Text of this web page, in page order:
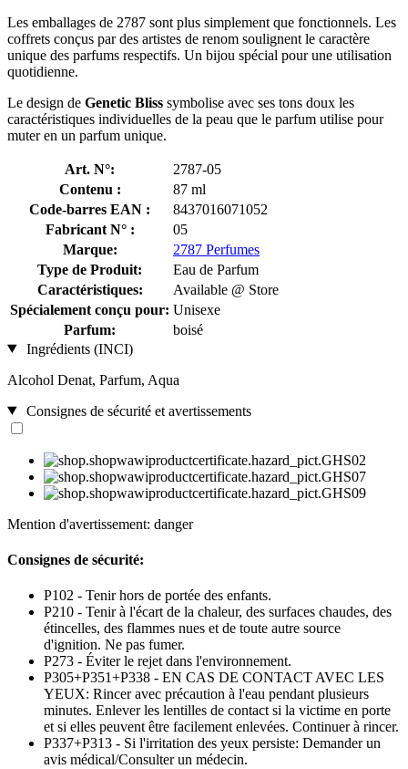
Les emballages de 2787 sont plus simplement que fonctionnels. Les
coffrets conçus par des artistes de renom soulignent le caractère
unique des parfums respectifs. Un bijou spécial pour une utilisation
quotidienne.
Le design de Genetic Bliss symbolise avec ses tons doux les
caractéristiques individuelles de la peau que le parfum utilise pour
muter en un parfum unique.
Art. N°:
2787-05
Contenu :
87 ml
Code-barres EAN :
8437016071052
Fabricant N° :
05
Marque:
2787 Perfumes
Type de Produit:
Eau de Parfum
Caractéristiques:
Available @ Store
Spécialement conçu pour: Unisexe
Parfum:
boisé
Ingrédients (INCI)
Alcohol Denat, Parfum, Aqua
Consignes de sécurité et avertissements
Mention d'avertissement: danger
Consignes de sécurité:
P102 - Tenir hors de portée des enfants.
P210 - Tenir à l'écart de la chaleur, des surfaces chaudes, des
étincelles, des flammes nues et de toute autre source
d'ignition. Ne pas fumer.
P273 - Éviter le rejet dans l'environnement.
P305+P351+P338 - EN CAS DE CONTACT AVEC LES
YEUX: Rincer avec précaution à l'eau pendant plusieurs
minutes. Enlever les lentilles de contact si la victime en porte
et si elles peuvent être facilement enlevées. Continuer à rincer.
P337+P313 - Si l'irritation des yeux persiste: Demander un
avis médical/Consulter un médecin.